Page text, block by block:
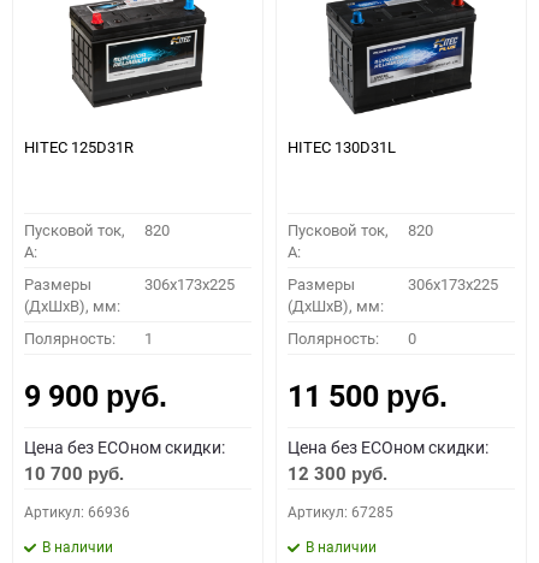
HITEC 125D31R
Пусковой ток,
A:
820
Размеры
(ДхШхВ), мм:
306x173x225
Полярность: 1
9 900 руб.
Цена без ECOном скидки:
10 700 руб.
Артикул: 66936
В наличии
HITEC 130D31L
Пусковой ток,
A:
820
Размеры
(ДхШхВ), мм:
306x173x225
Полярность: 0
11 500 руб.
Цена без ECOном скидки:
12 300 руб.
Артикул: 67285
В наличии